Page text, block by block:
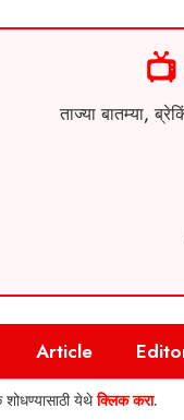
ताज्या बातम्या,
Article
येथेक्लिक करा.